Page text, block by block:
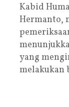
Kabid
Hermanto,
yang
melakukan